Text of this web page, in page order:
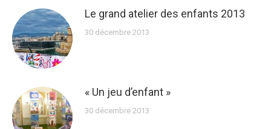
Le grand atelier des enfants 2013
30 décembre 2013
« Un jeu d’enfant »
30 décembre 2013